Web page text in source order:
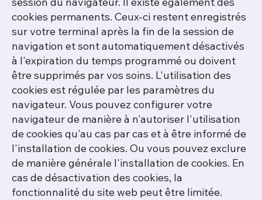
cookies permanents. Ceux-ci restent enregistrés
sur votre terminal après la fin de la session de
navigation et sont automatiquement désactivés
à l'expiration du temps programmé ou doivent
être supprimés par vos soins. L'utilisation des
cookies est régulée par les paramètres du
navigateur. Vous pouvez configurer votre
navigateur de manière à n'autoriser l'utilisation
de cookies qu'au cas par cas et à être informé de
l'installation de cookies. Ou vous pouvez exclure
de manière générale l'installation de cookies. En
cas de désactivation des cookies, la
fonctionnalité du site web peut être limitée.